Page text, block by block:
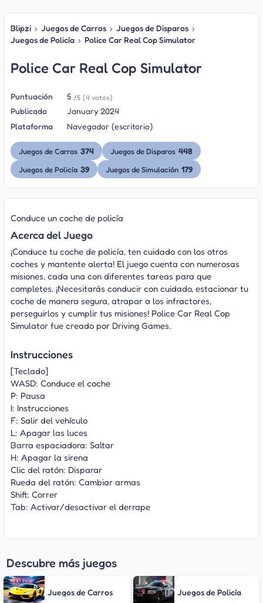
Blipzi › Juegos de Carros › Juegos de Disparos ›
Juegos de Policía › Police Car Real Cop Simulator
Police Car Real Cop Simulator
Puntuación 5 /5 (4 votos)
Publicado
January 2024
Plataforma
Navegador (escritorio)
Juegos de Carros 374 Juegos de Disparos 448
Juegos de Policía 39 Juegos de Simulación 179
Conduce un coche de policía
Acerca del Juego
¡Conduce tu coche de policía, ten cuidado con los otros
coches y mantente alerta! El juego cuenta con numerosas
misiones, cada una con diferentes tareas para que
completes. ¡Necesitarás conducir con cuidado, estacionar tu
coche de manera segura, atrapar a los infractores,
perseguirlos y cumplir tus misiones! Police Car Real Cop
Simulator fue creado por Driving Games.
Instrucciones
[Teclado]
WASD: Conduce el coche
P: Pausa
I: Instrucciones
F: Salir del vehículo
L: Apagar las luces
Barra espaciadora: Saltar
H: Apagar la sirena
Clic del ratón: Disparar
Rueda del ratón: Cambiar armas
Shift: Correr
Tab: Activar/desactivar el derrape
Descubre más juegos
Juegos de Carros Juegos de Policía